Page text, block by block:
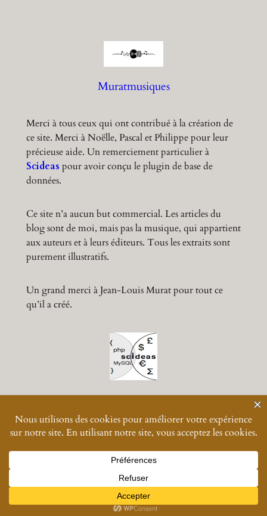
Muratmusiques
Merci à tous ceux qui ont contribué à la création de
ce site. Merci à Noëlle, Pascal et Philippe pour leur
précieuse aide. Un remerciement particulier à
Scideas pour avoir conçu le plugin de base de
données.
Ce site n’a aucun but commercial. Les articles du
blog sont de moi, mais pas la musique, qui appartient
aux auteurs et à leurs éditeurs. Tous les extraits sont
purement illustratifs.
Un grand merci à Jean-Louis Murat pour tout ce
qu’il a créé.
© 2024-2026Muratmusiques
Vos données personnelles
Designed with great difficulty with